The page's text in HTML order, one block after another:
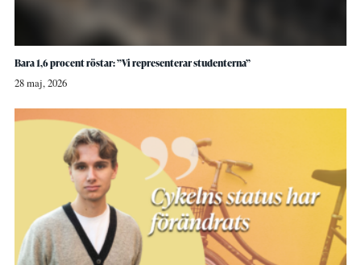
Bara 1,6 procent röstar: ”Vi representerar studenterna”
28 maj, 2026